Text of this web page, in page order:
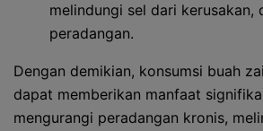
melindungi sel dari kerusakan,
peradangan.
Dengan demikian, konsumsi buah
dapat memberikan manfaat
mengurangi peradangan kronis,